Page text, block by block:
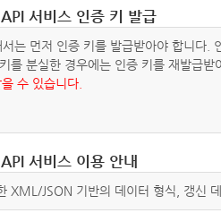
서비스 인증 키 발급
는 먼저 인증 키를 발급받아야 합니다
를 분실한 경우에는 인증 키를 재발급받
수 있습니다.
서비스 이용 안내
XML/JSON 기반의 데이터 형식, 갱신